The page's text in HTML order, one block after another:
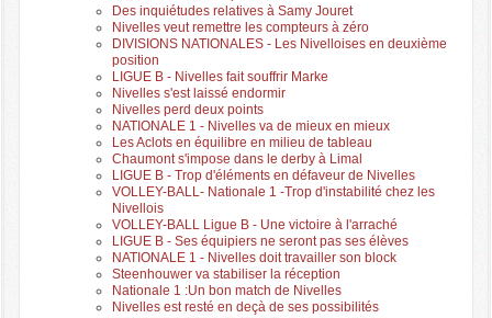
Des inquiétudes relatives à Samy Jouret
Nivelles veut remettre les compteurs à zéro
DIVISIONS NATIONALES - Les Nivelloises en deuxième
position
LIGUE B - Nivelles fait souffrir Marke
Nivelles s'est laissé endormir
Nivelles perd deux points
NATIONALE 1 - Nivelles va de mieux en mieux
Les Aclots en équilibre en milieu de tableau
Chaumont s'impose dans le derby à Limal
LIGUE B - Trop d'éléments en défaveur de Nivelles
VOLLEY-BALL- Nationale 1 -Trop d'instabilité chez les
Nivellois
VOLLEY-BALL Ligue B - Une victoire à l'arraché
LIGUE B - Ses équipiers ne seront pas ses élèves
NATIONALE 1 - Nivelles doit travailler son block
Steenhouwer va stabiliser la réception
Nationale 1 :Un bon match de Nivelles
Nivelles est resté en deçà de ses possibilités